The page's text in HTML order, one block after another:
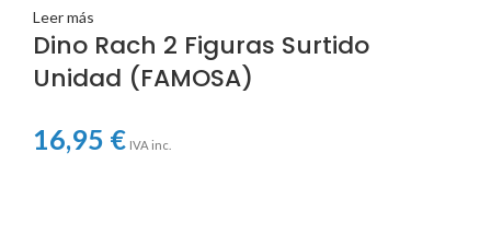
Leer más
Dino Rach 2 Figuras Surtido
Unidad (FAMOSA)
16,95 € IVA inc.